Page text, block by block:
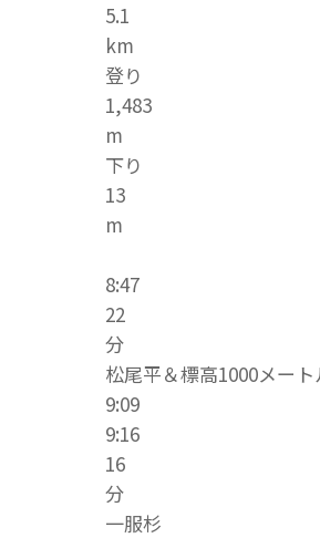
5.1
km
登り
1,483
m
下り
13
m
8:47
22
分
松尾平＆標高1000メー
9:09
9:16
16
分
一服杉